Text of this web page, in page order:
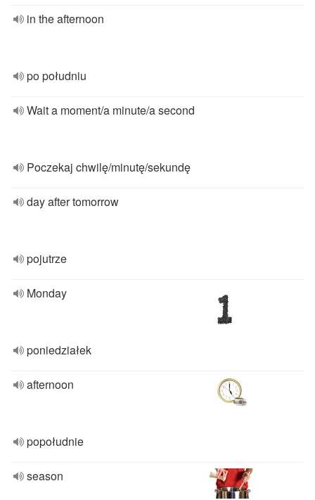
in the afternoon
po południu
Wait a moment/a minute/a second
Poczekaj chwilę/minutę/sekundę
day after tomorrow
pojutrze
Monday
poniedziałek
afternoon
popołudnie
season